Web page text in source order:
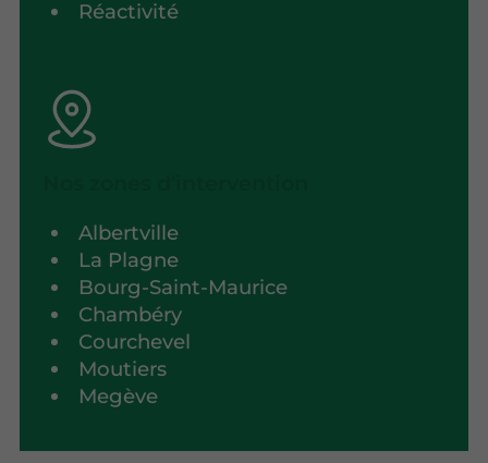
Réactivité
Albertville
La Plagne
Bourg-Saint-Maurice
Chambéry
Courchevel
Moutiers
Megève